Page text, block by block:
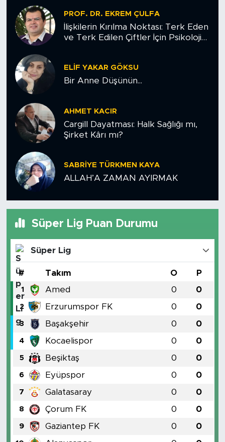
PROF. DR. EKREM ÇULFA
İlişkilerin Kırılma Noktası: Terk Eden
ve Terk Edilen Çiftler İçin Psikolojik
ELIF YAKAR GÖKSU
Bir Anne Düşünün...
AHMET KACIR
Cargill Dayatması: Halk Sağlığı mı,
Şirket Kârı mı?
SABRIYE TÜRKMEN KAYA
ALLAH’A ZAMAN AYIRMAK
Süper Lig Puan Durumu
Süper Lig
# Takım O P
1 Amed 0 0
2 Erzurumspor FK 0 0
3 Başakşehir 0 0
4 Kocaelispor 0 0
5 Beşiktaş 0 0
6 Eyüpspor 0 0
7 Galatasaray 0 0
8 Çorum FK 0 0
9 Gaziantep FK 0 0